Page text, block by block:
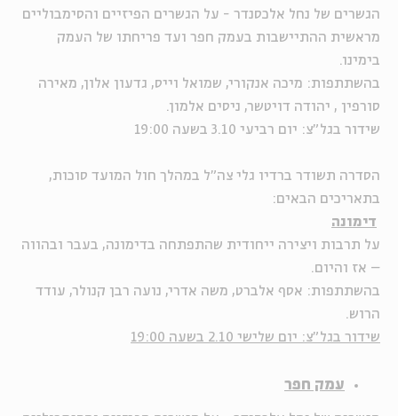
הגשרים של נחל אלכסנדר - על הגשרים הפיזיים והסימבוליים
מראשית ההתיישבות בעמק חפר ועד פריחתו של העמק
בימינו.
בהשתתפות: מיכה אנקורי, שמואל וייס, גדעון אלון, מאירה
סורפין , יהודה דויטשר, ניסים אלמון.
שידור בגל"צ: יום רביעי 3.10 בשעה 19:00
הסדרה תשודר ברדיו גלי צה"ל במהלך חול המועד סוכות,
בתאריכים הבאים:
דימונה
על תרבות ויצירה ייחודית שהתפתחה בדימונה, בעבר ובהווה
– אז והיום.
בהשתתפות: אסף אלברט, משה אדרי, נועה רבן קנולר, עודד
הרוש.
שידור בגל"צ: יום שלישי 2.10 בשעה 19:00
עמק חפר